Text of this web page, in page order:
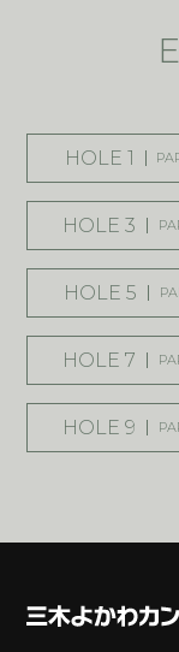
HOLE 1
HOLE 3
HOLE 5
HOLE 7
HOLE 9